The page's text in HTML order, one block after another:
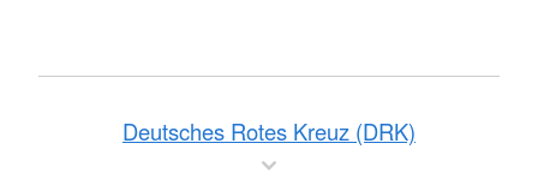
Deutsches Rotes Kreuz (DRK)